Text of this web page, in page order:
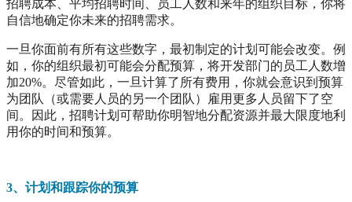
招聘成本、平均招聘时间、员工人数和来年的组织目标，你将
自信地确定你未来的招聘需求。
一旦你面前有所有这些数字，最初制定的计划可能会改变。例
如，你的组织最初可能会分配预算，将开发部门的员工人数增
加20%。尽管如此，一旦计算了所有费用，你就会意识到预算
为团队（或需要人员的另一个团队）雇用更多人员留下了空
间。因此，招聘计划可帮助你明智地分配资源并最大限度地利
用你的时间和预算。
3、计划和跟踪你的预算